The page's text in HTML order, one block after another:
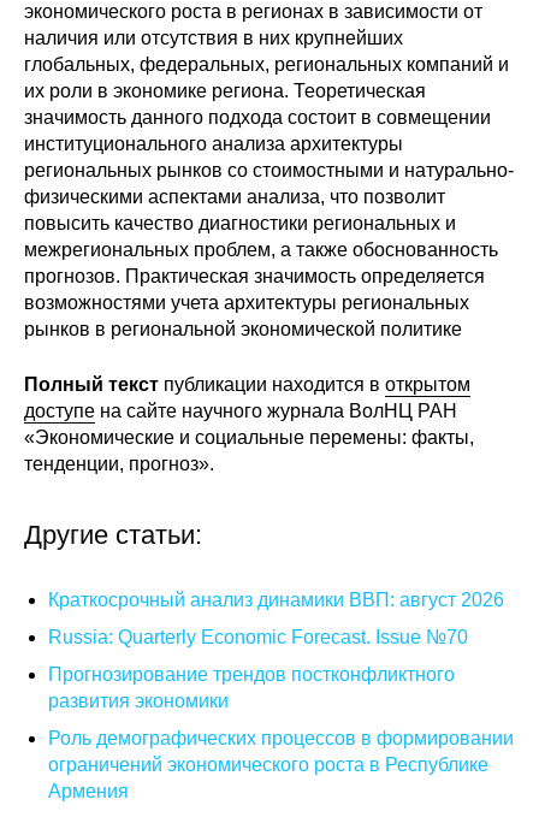
ЦДУ
Отрасли и регионы
Inforum
Ученый совет
Материалы
О совете
Регулярные прогнозы
Квартальный прогноз
производства
Российская Система Климатического
Мониторинга
Центр «Климатическая политика и
экономика России»
экономического роста в регионах в зависимости от
наличия или отсутствия в них крупнейших
глобальных, федеральных, региональных компаний и
их роли в экономике региона. Теоретическая
значимость данного подхода состоит в совмещении
институционального анализа архитектуры
региональных рынков со стоимостными и натурально-
физическими аспектами анализа, что позволит
повысить качество диагностики региональных и
межрегиональных проблем, а также обоснованность
прогнозов. Практическая значимость определяется
возможностями учета архитектуры региональных
рынков в региональной экономической политике
Полный текст публикации находится в открытом
доступе на сайте научного журнала ВолНЦ РАН
«Экономические и социальные перемены: факты,
тенденции, прогноз».
Другие статьи:
Краткосрочный анализ динамики ВВП: август 2026
Russia: Quarterly Economic Forecast. Issue №70
Прогнозирование трендов постконфликтного
развития экономики
Роль демографических процессов в формировании
ограничений экономического роста в Республике
Армения